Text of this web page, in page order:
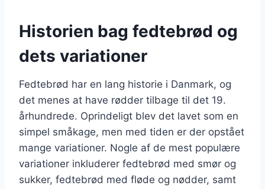
Historien bag fedtebrød og
dets variationer
Fedtebrød har en lang historie i Danmark, og
det menes at have rødder tilbage til det 19.
århundrede. Oprindeligt blev det lavet som en
simpel småkage, men med tiden er der opstået
mange variationer. Nogle af de mest populære
variationer inkluderer fedtebrød med smør og
sukker, fedtebrød med fløde og nødder, samt